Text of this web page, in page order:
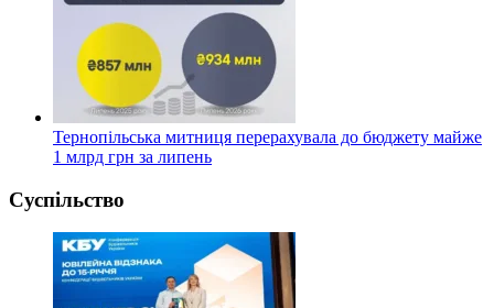
Тернопільська митниця перерахувала до бюджету майже
1 млрд грн за липень
Суспільство